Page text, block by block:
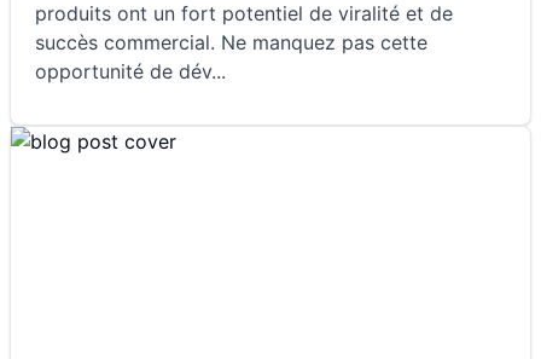
produits ont un fort potentiel de viralité et de
succès commercial. Ne manquez pas cette
opportunité de dév...